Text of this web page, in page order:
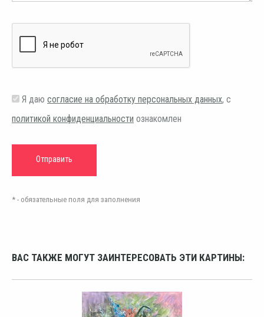
Я даю согласие на обработку персональных данных, с
политикой конфиденциальности ознакомлен
* - обязательные поля для заполнения
ВАС ТАКЖЕ МОГУТ ЗАИНТЕРЕСОВАТЬ ЭТИ КАРТИНЫ: